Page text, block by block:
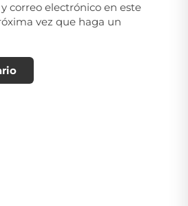
correo electrónico en este
vez que haga un